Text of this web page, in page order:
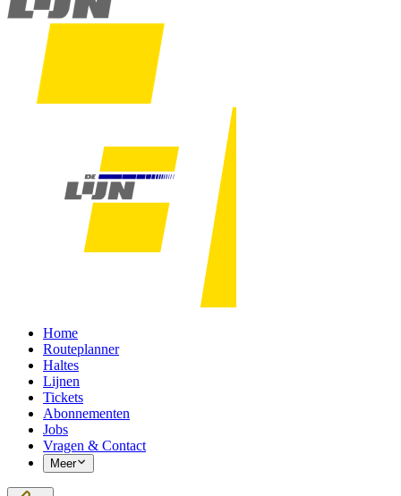
Home
Routeplanner
Haltes
Lijnen
Tickets
Abonnementen
Jobs
Vragen & Contact
Meer